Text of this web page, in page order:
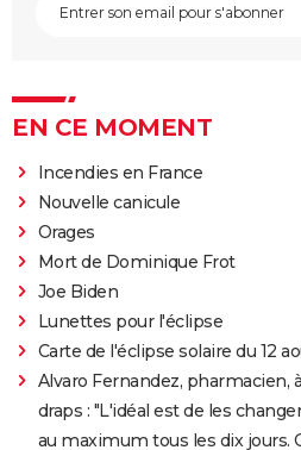
EN CE MOMENT
Incendies en France
Nouvelle canicule
Orages
Mort de Dominique Frot
Joe Biden
Lunettes pour l'éclipse
Carte de l'éclipse solaire du 12
Alvaro Fernandez, pharmacien,
draps : "L'idéal est de les
au maximum tous les dix jours.